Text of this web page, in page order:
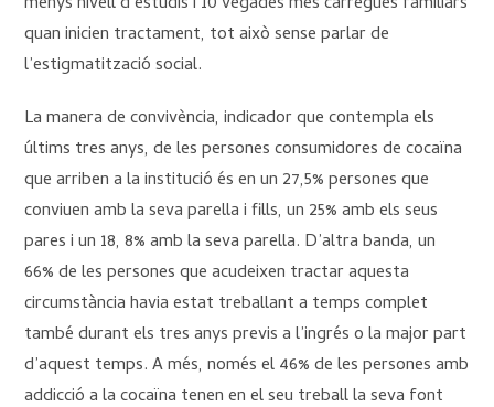
quan inicien tractament, tot això sense parlar de
l’estigmatització social.
La manera de convivència, indicador que contempla els
últims tres anys, de les persones consumidores de cocaïna
que arriben a la institució és en un 27,5% persones que
conviuen amb la seva parella i fills, un 25% amb els seus
pares i un 18, 8% amb la seva parella. D’altra banda, un
66% de les persones que acudeixen tractar aquesta
circumstància havia estat treballant a temps complet
també durant els tres anys previs a l’ingrés o la major part
d’aquest temps. A més, només el 46% de les persones amb
addicció a la cocaïna tenen en el seu treball la seva font